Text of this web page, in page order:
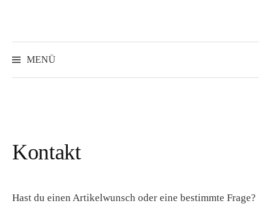
Inhalt
MENÜ
Kontakt
Hast du einen Artikelwunsch oder eine bestimmte Frage?